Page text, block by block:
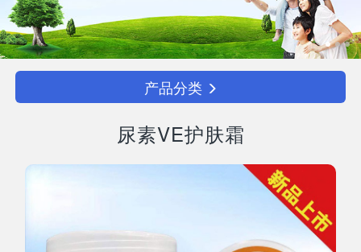
产品分类
尿素VE护肤霜